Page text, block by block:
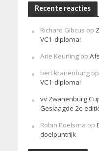
Recente reacties
Richard Gibcus op
VC1-diploma!
Arie Keuningop
bert kranenburgop
VC1-diploma!
vv Zwanenburg
Geslaagde 2e
Robin Poelsma op
doelpuntrijk